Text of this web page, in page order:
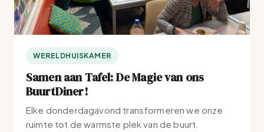
WERELDHUISKAMER
Samen aan Tafel: De Magie van ons
BuurtDiner!
Elke donderdagavond transformeren we onze
ruimte tot de warmste plek van de buurt.